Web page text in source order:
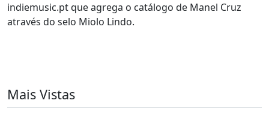
indiemusic.pt que agrega o catálogo de Manel Cruz
através do selo Miolo Lindo.
Mais Vistas